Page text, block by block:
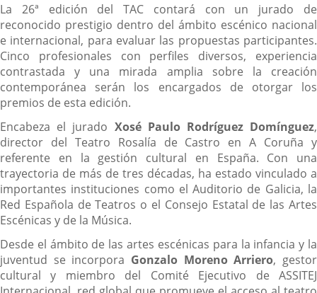
La 26ª edición del TAC contará con un jurado de
reconocido prestigio dentro del ámbito escénico nacional
e internacional, para evaluar las propuestas participantes.
Cinco profesionales con perfiles diversos, experiencia
contrastada y una mirada amplia sobre la creación
contemporánea serán los encargados de otorgar los
premios de esta edición.
Encabeza el jurado Xosé Paulo Rodríguez Domínguez,
director del Teatro Rosalía de Castro en A Coruña y
referente en la gestión cultural en España. Con una
trayectoria de más de tres décadas, ha estado vinculado a
importantes instituciones como el Auditorio de Galicia, la
Red Española de Teatros o el Consejo Estatal de las Artes
Escénicas y de la Música.
Desde el ámbito de las artes escénicas para la infancia y la
juventud se incorpora Gonzalo Moreno Arriero, gestor
cultural y miembro del Comité Ejecutivo de ASSITEJ